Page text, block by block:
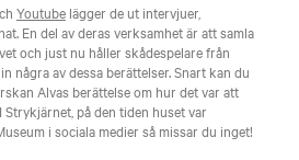
Youtubelägger de ut intervjuer,
En del av deras verksamhet är att samla
och just nu håller skådespelare från
några av dessa berättelser. Snart kan du
Alvas berättelse om hur det var att
på den tiden huset var
i sociala medier så missar du inget!